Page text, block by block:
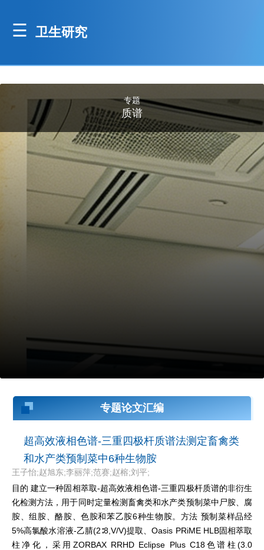
卫生研究
专题
质谱
专题论文汇编
超高效液相色谱-三重四极杆质谱法测定畜禽类
和水产类预制菜中6种生物胺
王子怡;赵旭东;李丽萍;范赛;赵榕;刘平;
目的 建立一种固相萃取-超高效液相色谱-三重四极杆质谱的非衍生
化检测方法，用于同时定量检测畜禽类和水产类预制菜中尸胺、腐
胺、组胺、酪胺、色胺和苯乙胺6种生物胺。方法 预制菜样品经
5%高氯酸水溶液-乙腈(2∶8,V/V)提取、Oasis PRiME HLB固相萃取
柱净化，采用ZORBAX RRHD Eclipse Plus C18色谱柱(3.0